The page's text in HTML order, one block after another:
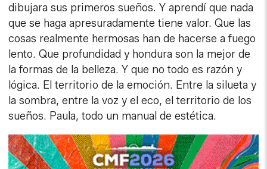
dibujara sus primeros sueños. Y aprendí que nada
que se haga apresuradamente tiene valor. Que las
cosas realmente hermosas han de hacerse a fuego
lento. Que profundidad y hondura son la mejor de
la formas de la belleza. Y que no todo es razón y
lógica. El territorio de la emoción. Entre la silueta y
la sombra, entre la voz y el eco, el territorio de los
sueños. Paula, todo un manual de estética.